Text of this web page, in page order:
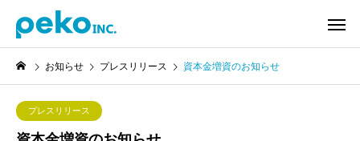
お知らせ プレスリリース 資本金増資のお知らせ
プレスリリース